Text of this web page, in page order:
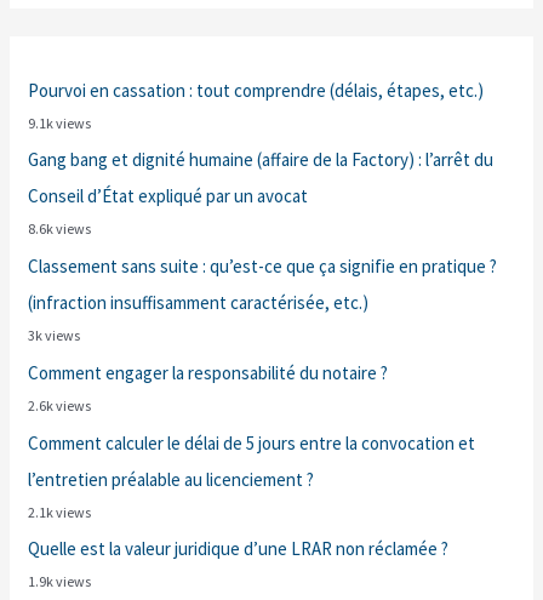
Pourvoi en cassation : tout comprendre (délais, étapes, etc.)
9.1k views
Gang bang et dignité humaine (affaire de la Factory) : l’arrêt du
Conseil d’État expliqué par un avocat
8.6k views
Classement sans suite : qu’est-ce que ça signifie en pratique ?
(infraction insuffisamment caractérisée, etc.)
3k views
Comment engager la responsabilité du notaire ?
2.6k views
Comment calculer le délai de 5 jours entre la convocation et
l’entretien préalable au licenciement ?
2.1k views
Quelle est la valeur juridique d’une LRAR non réclamée ?
1.9k views